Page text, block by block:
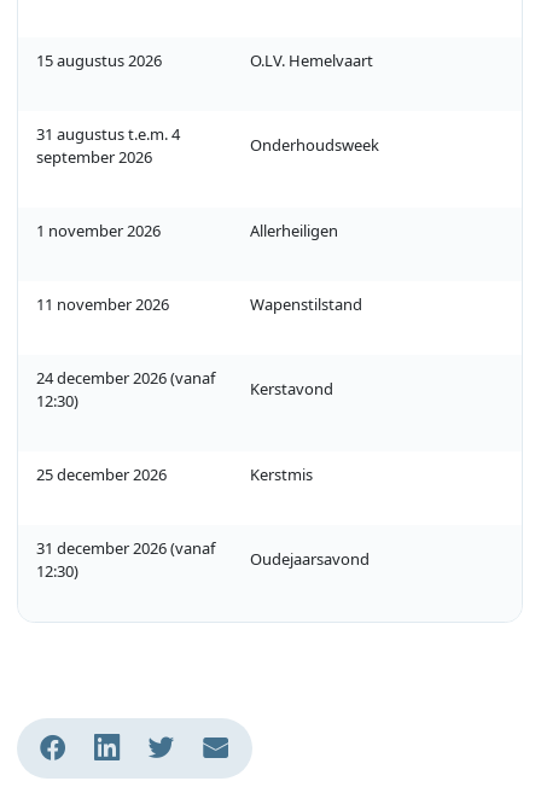
15 augustus 2026 O.LV. Hemelvaart
31 augustus t.e.m. 4
september 2026
Onderhoudsweek
1 november 2026 Allerheiligen
11 november 2026 Wapenstilstand
24 december 2026 (vanaf
12:30)
Kerstavond
25 december 2026 Kerstmis
31 december 2026 (vanaf
12:30)
Oudejaarsavond